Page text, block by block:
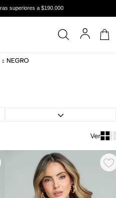
NEGRO